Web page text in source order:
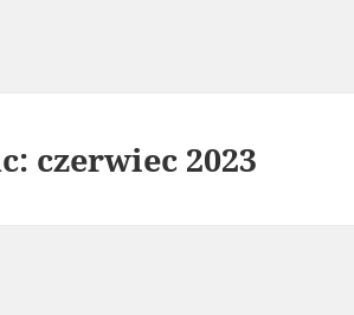
czerwiec 2023